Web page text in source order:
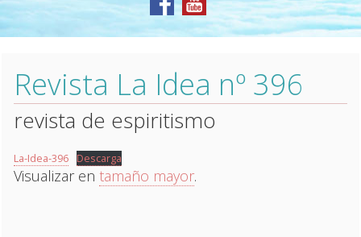
Revista La Idea nº 396
revista de espiritismo
La-Idea-396 Descarga
Visualizar entamaño mayor.